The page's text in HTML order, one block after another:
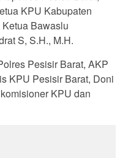
KPU Kabupaten
Bawaslu
S, S.H., M.H.
Pesisir Barat, AKP
KPU Pesisir Barat, Doni
KPU dan